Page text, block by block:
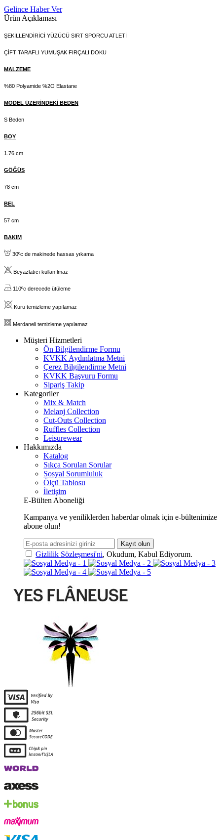
Gelince Haber Ver
Ürün Açıklaması
ŞEKİLLENDİRİCİ YÜZÜCÜ SIRT SPORCU ATLETİ
ÇİFT TARAFLI YUMUŞAK FIRÇALI DOKU
MALZEME
%80 Polyamide %2O Elastane
MODEL ÜZERİNDEKİ BEDEN
S Beden
BOY
1.76 cm
GÖĞÜS
78 cm
BEL
57 cm
BAKIM
30ºc de makinede hassas yıkama
Beyazlatıcı kullanılmaz
110ºc derecede ütüleme
Kuru temizleme yapılamaz
Merdaneli temizleme yapılamaz
Müşteri Hizmetleri
Ön Bilgilendirme Formu
KVKK Aydınlatma Metni
Çerez Bilgilendirme Metni
KVKK Başvuru Formu
Sipariş Takip
Kategoriler
Mix & Match
Melanj Collection
Cut-Outs Collection
Ruffles Collection
Leisurewear
Hakkımızda
Katalog
Sıkça Sorulan Sorular
Sosyal Sorumluluk
Ölçü Tablosu
İletişim
E-Bülten Aboneliği
Kampanya ve yeniliklerden haberdar olmak için e-bültenimize
abone olun!
Kayıt olun
Gizlilik Sözleşmesi'ni, Okudum, Kabul Ediyorum.